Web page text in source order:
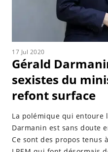
17 Jul 2020
Gérald
sexistes du
refont surface
La polémique qui entoure
Darmanin est sans doute
Ce sont des propos tenus